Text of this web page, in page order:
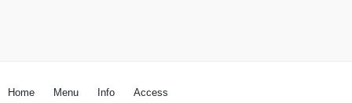
Home Menu Info Access